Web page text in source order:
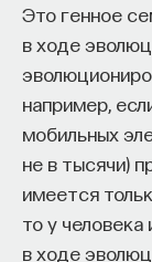
Это генное
в ходе
например,
мобильных
не в тысячи)
имеется
то у
в ходе
ресурс или
чаще всего
нагрузку — а
создан. Они
самые разные
Но если
собеседника,
основания,